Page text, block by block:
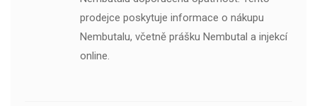
prodejce poskytuje informace o nákupu
Nembutalu, včetně prášku Nembutal a injekcí
online.